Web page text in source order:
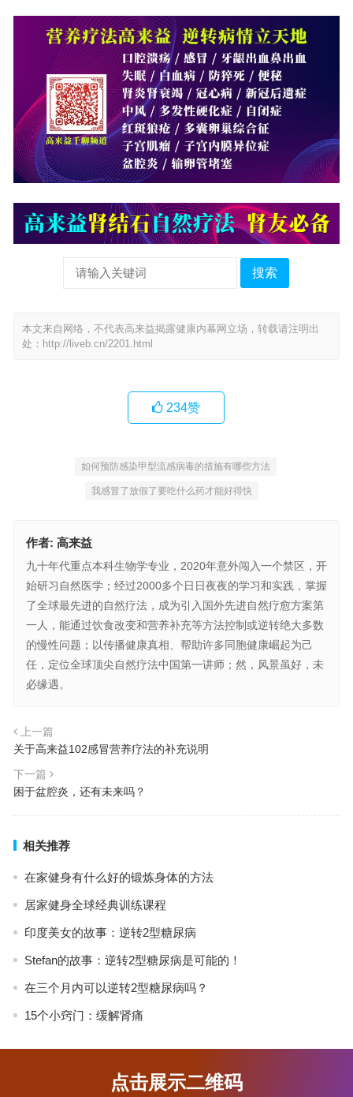
搜索
本文来自网络，不代表高来益揭露健康内幕网立场，转载请注明出
处： http://liveb.cn/2201.html
234赞
如何预防感染甲型流感病毒的措施有哪些方法
我感冒了放假了要吃什么药才能好得快
作者: 高来益
九十年代重点本科生物学专业，2020年意外闯入一个禁区，开
始研习自然医学；经过2000多个日日夜夜的学习和实践，掌握
了全球最先进的自然疗法，成为引入国外先进自然疗愈方案第
一人，能通过饮食改变和营养补充等方法控制或逆转绝大多数
的慢性问题；以传播健康真相、帮助许多同胞健康崛起为己
任，定位全球顶尖自然疗法中国第一讲师；然，风景虽好，未
必缘遇。
上一篇
关于高来益102感冒营养疗法的补充说明
下一篇
困于盆腔炎，还有未来吗？
相关推荐
在家健身有什么好的锻炼身体的方法
居家健身全球经典训练课程
印度美女的故事：逆转2型糖尿病
Stefan的故事：逆转2型糖尿病是可能的！
在三个月内可以逆转2型糖尿病吗？
15个小窍门：缓解肾痛
点击展示二维码